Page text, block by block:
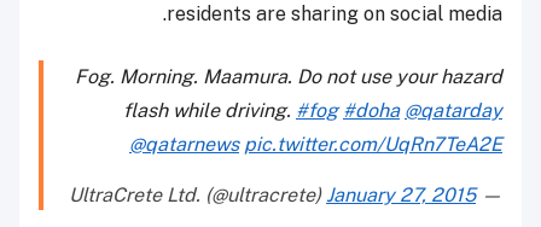
residents are sharing on social media.
Fog. Morning. Maamura. Do not use your hazard
flash while driving. #fog #doha @qatarday
@qatarnews pic.twitter.com/UqRn7TeA2E
— UltraCrete Ltd. (@ultracrete)
January 27, 2015